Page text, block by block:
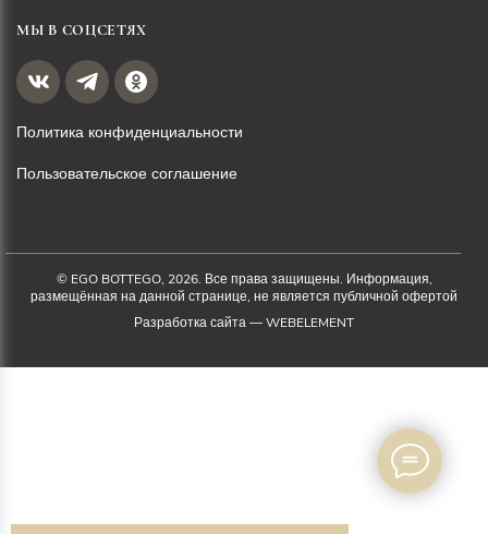
МЫ В СОЦСЕТЯХ
Политика конфиденциальности
Пользовательское соглашение
© EGO BOTTEGO, 2026. Все права защищены. Информация,
размещённая на данной странице, не является публичной офертой
Разработка сайта —WEBELEMENT